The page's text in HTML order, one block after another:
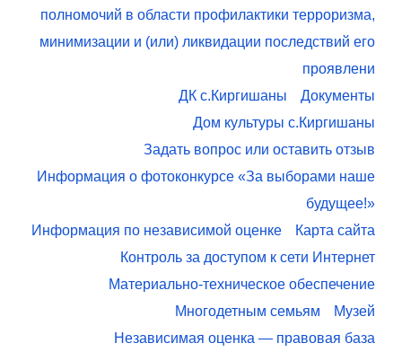
полномочий в области профилактики терроризма,
минимизации и (или) ликвидации последствий его
проявлени
ДК с.Киргишаны
Документы
Дом культуры с.Киргишаны
Задать вопрос или оставить отзыв
Информация о фотоконкурсе «За выборами наше
будущее!»
Информация по независимой оценке
Карта сайта
Контроль за доступом к сети Интернет
Материально-техническое обеспечение
Многодетным семьям
Музей
Независимая оценка — правовая база